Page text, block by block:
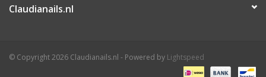
Claudianails.nl
© Copyright 2026 Claudianails.nl - Powered by Lightspeed